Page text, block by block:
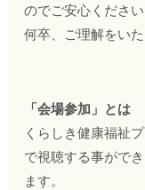
のでご安心ください
何卒、ご理解をい
「会場参加」とは
くらしき健康福祉
で視聴する事がで
ます。